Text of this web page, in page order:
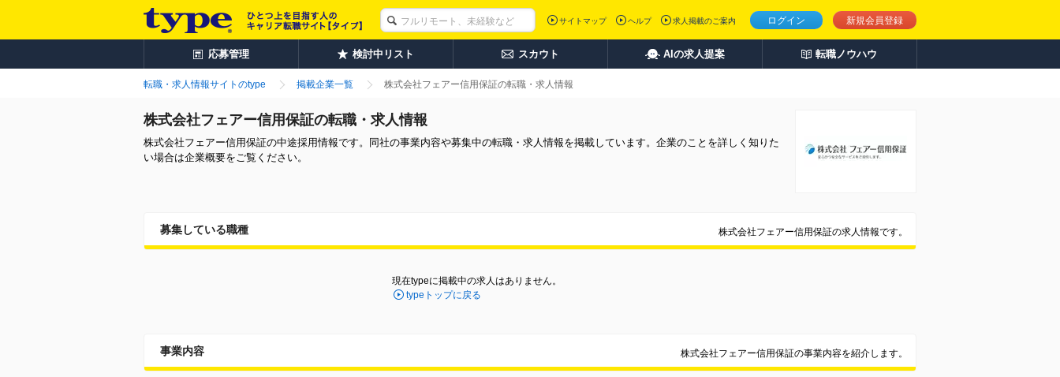
ログイン 新規会員登録
サイトマップ ヘルプ 求人掲載のご案内
応募管理 検討中リスト スカウト AIの求人提案 転職ノウハウ
転職・求人情報サイトのtype 掲載企業一覧 株式会社フェアー信用保証の転職・求人情報
株式会社フェアー信用保証の転職・求人情報
株式会社フェアー信用保証の中途採用情報です。同社の事業内容や募集中の転職・求人情報を掲載しています。企業のことを詳しく知りた
い場合は企業概要をご覧ください。
募集している職種 株式会社フェアー信用保証の求人情報です。
現在typeに掲載中の求人はありません。
typeトップに戻る
事業内容 株式会社フェアー信用保証の事業内容を紹介します。